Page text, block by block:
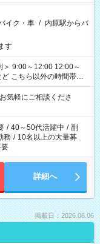
イク・車 / 内原駅からバ
す
も
気軽にご相談くださ
/ 40～50代活躍中 / 副
務 / 10名以上の大量募
詳細へ
掲載日：2026.08.06